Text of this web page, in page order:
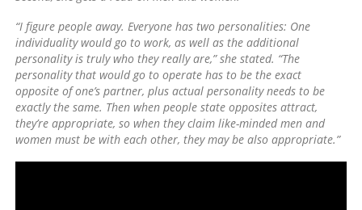
“I figure people away. Everyone has two personalities: One
individuality would go to work, as well as the additional
personality is truly who they really are,” she stated. “The
personality that would go to operate has to be the exact
opposite of one’s partner, plus actual personality needs to be
exactly the same. Then when people state opposites attract,
they’re appropriate, so when they claim like-minded men and
women must be with each other, they may be also appropriate.”